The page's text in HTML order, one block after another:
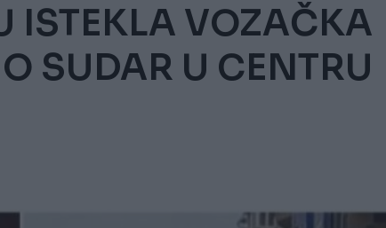
ISTEKLA VOZAČKA
SUDAR U CENTRU